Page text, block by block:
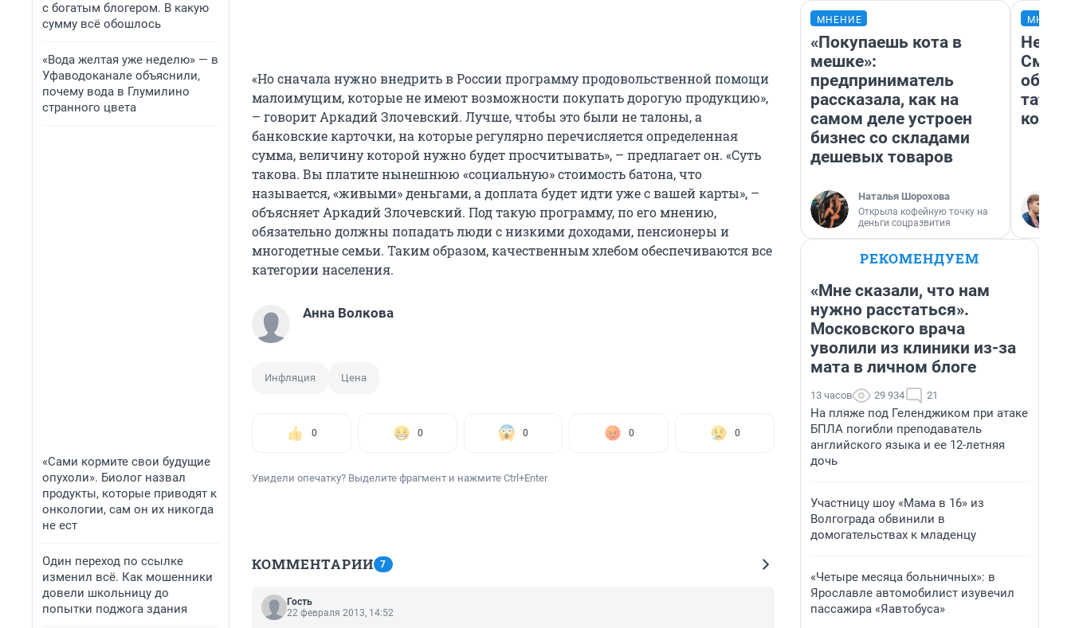
с богатым блогером. В какую
сумму всё обошлось
«Вода желтая уже неделю» — в
Уфаводоканале объяснили,
почему вода в Глумилино
странного цвета
«Сами кормите свои будущие
опухоли». Биолог назвал
продукты, которые приводят к
онкологии, сам он их никогда
не ест
Один переход по ссылке
изменил всё. Как мошенники
довели школьницу до
попытки поджога здания
«Но сначала нужно внедрить в России программу продовольственной помощи
малоимущим, которые не имеют возможности покупать дорогую продукцию»,
– говорит Аркадий Злочевский. Лучше, чтобы это были не талоны, а
банковские карточки, на которые регулярно перечисляется определенная
сумма, величину которой нужно будет просчитывать», – предлагает он. «Суть
такова. Вы платите нынешнюю «социальную» стоимость батона, что
называется, «живыми» деньгами, а доплата будет идти уже с вашей карты», –
объясняет Аркадий Злочевский. Под такую программу, по его мнению,
обязательно должны попадать люди с низкими доходами, пенсионеры и
многодетные семьи. Таким образом, качественным хлебом обеспечиваются все
категории населения.
Анна Волкова
Инфляция Цена
0 0 0 0 0
Увидели опечатку? Выделите фрагмент и нажмите Ctrl+Enter
КОММЕНТАРИИ 7
Гость
22 февраля 2013, 14:52
МНЕНИЕ
«Покупаешь кота в
мешке»:
предприниматель
рассказала, как на
самом деле устроен
бизнес со складами
дешевых товаров
Наталья Шорохова
Открыла кофейную точку на
деньги соцразвития
РЕКОМЕНДУЕМ
«Мне сказали, что нам
нужно расстаться».
Московского врача
уволили из клиники из-за
мата в личном блоге
13 часов 29 934 21
На пляже под Геленджиком при атаке
БПЛА погибли преподаватель
английского языка и ее 12-летняя
дочь
Участницу шоу «Мама в 16» из
Волгограда обвинили в
домогательствах к младенцу
«Четыре месяца больничных»: в
Ярославле автомобилист изувечил
пассажира «Яавтобуса»